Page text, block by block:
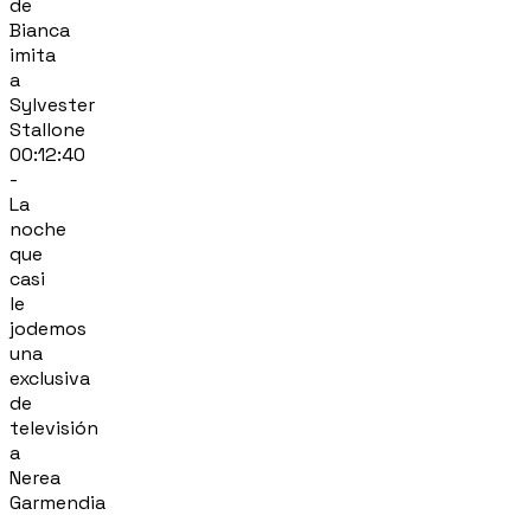
de
Bianca
imita
a
Sylvester
Stallone
00:12:40
-
La
noche
que
casi
le
jodemos
una
exclusiva
de
televisión
a
Nerea
Garmendia